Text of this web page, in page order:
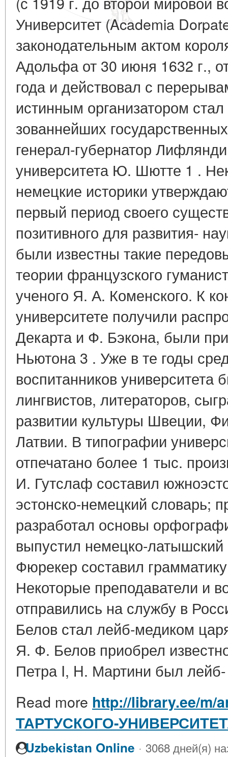
Университет (Academia
законодательным актом
Адольфа от 30 июня 1632 г.,
года и действовал с
истинным организатором
зованнейших
генерал-губернатор
университета Ю. Шютте 1 .
немецкие историки
первый период своего
позитивного для развития-
были известны такие
теории французского
ученого Я. А. Коменского. К
университете получили
Декарта и Ф. Бэкона, были
Ньютона 3 . Уже в те годы
воспитанников университета
лингвистов, литераторов,
развитии культуры Швеции,
Латвии. В типографии
отпечатано более 1 тыс.
И. Гутслаф составил
эстонско-немецкий словарь;
разработал основы
выпустил немецко-латышский
Фюрекер составил
Некоторые преподаватели и
отправились на службу в
Белов стал лейб-медиком
Я. Ф. Белов приобрел
Петра I, H. Мартини был
Read more http://library.ee/m/
ТАРТУСКОГО-
Uzbekistan Online · 3068 дней(я)